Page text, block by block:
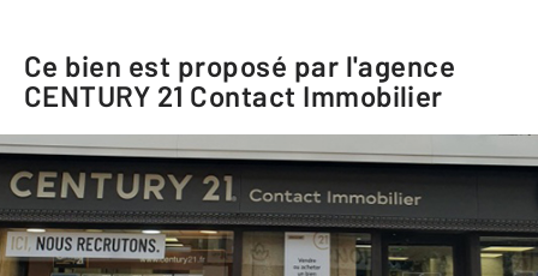
Ce bien est proposé par l'agence
CENTURY 21 Contact Immobilier